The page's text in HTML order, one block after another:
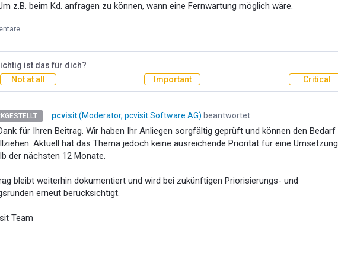
z.B. beim Kd. anfragen zu können, wann eine Fernwartung möglich wäre.
ist das für dich?
Not at all
Important Critical
· pcvisit(Moderator, pcvisit Software AG) beantwortet
für Ihren Beitrag. Wir haben Ihr Anliegen sorgfältig geprüft und können den Bedarf
Aktuell hat das Thema jedoch keine ausreichende Priorität für eine Umsetzung
der nächsten 12 Monate.
bleibt weiterhin dokumentiert und wird bei zukünftigen Priorisierungs- und
erneut berücksichtigt.
Team